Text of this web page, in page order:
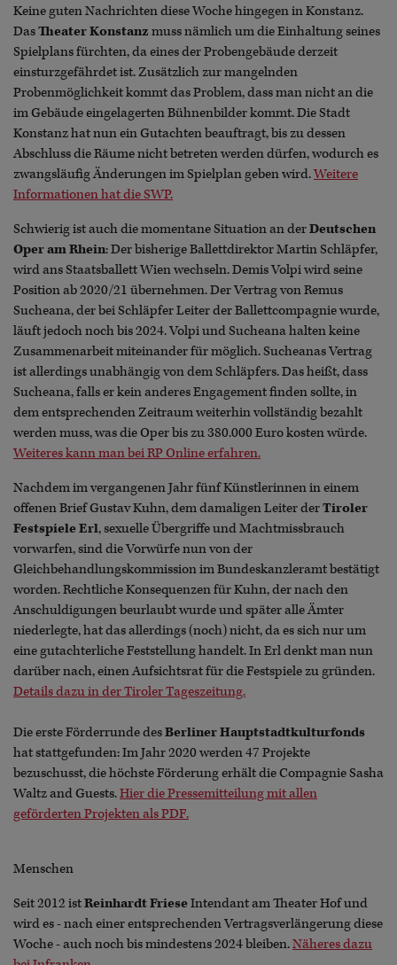
Keine guten Nachrichten diese Woche hingegen in Konstanz.
DasTheater Konstanz muss nämlich um die Einhaltung seines
Spielplans fürchten, da eines der Probengebäude derzeit
einsturzgefährdet ist. Zusätzlich zur mangelnden
Probenmöglichkeit kommt das Problem, dass man nicht an die
im Gebäude eingelagerten Bühnenbilder kommt. Die Stadt
Konstanz hat nun ein Gutachten beauftragt, bis zu dessen
Abschluss die Räume nicht betreten werden dürfen, wodurch es
zwangsläufig Änderungen im Spielplan geben wird.Weitere
Informationen hat die SWP.
Schwierig ist auch die momentane Situation an derDeutschen
Oper am Rhein: Der bisherige Ballettdirektor Martin Schläpfer,
wird ans Staatsballett Wien wechseln. Demis Volpi wird seine
Position ab 2020/21 übernehmen. Der Vertrag von Remus
Sucheana, der bei Schläpfer Leiter der Ballettcompagnie wurde,
läuft jedoch noch bis 2024. Volpi und Sucheana halten keine
Zusammenarbeit miteinander für möglich. Sucheanas Vertrag
ist allerdings unabhängig von dem Schläpfers. Das heißt, dass
Sucheana, falls er kein anderes Engagement finden sollte, in
dem entsprechenden Zeitraum weiterhin vollständig bezahlt
werden muss, was die Oper bis zu 380.000 Euro kosten würde.
Weiteres kann man bei RP Online erfahren.
Nachdem im vergangenen Jahr fünf Künstlerinnen in einem
offenen Brief Gustav Kuhn, dem damaligen Leiter derTiroler
Festspiele Erl, sexuelle Übergriffe und Machtmissbrauch
vorwarfen, sind die Vorwürfe nun von der
Gleichbehandlungskommission im Bundeskanzleramt bestätigt
worden. Rechtliche Konsequenzen für Kuhn, der nach den
Anschuldigungen beurlaubt wurde und später alle Ämter
niederlegte, hat das allerdings (noch) nicht, da es sich nur um
eine gutachterliche Feststellung handelt. In Erl denkt man nun
darüber nach, einen Aufsichtsrat für die Festspiele zu gründen.
Details dazu in der Tiroler Tageszeitung.
Die erste Förderrunde desBerliner Hauptstadtkulturfonds
hat stattgefunden: Im Jahr 2020 werden 47 Projekte
bezuschusst, die höchste Förderung erhält die Compagnie Sasha
Waltz and Guests.Hier die Pressemitteilung mit allen
geförderten Projekten als PDF.
Menschen
Seit 2012 istReinhardt FrieseIntendant am Theater Hof und
wird es - nach einer entsprechenden Vertragsverlängerung diese
Woche - auch noch bis mindestens 2024 bleiben.Näheres dazu